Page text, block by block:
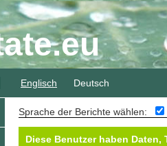
Englisch Deutsch
Sprache der Berichte wählen:
Diese Benutzer haben